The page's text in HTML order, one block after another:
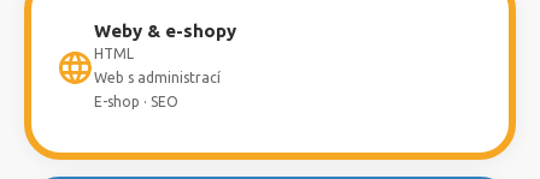
Weby & e-shopy
HTML
Web s administrací
E-shop · SEO